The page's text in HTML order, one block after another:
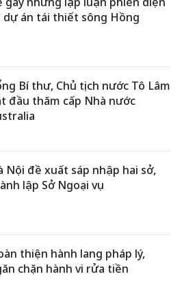
dự án tái thiết sông Hồng
Bí thư, Chủ tịch nước Tô Lâm
đầu thăm cấp Nhà nước
Nội đề xuất sáp nhập hai sở,
lập Sở Ngoại vụ
thiện hành lang pháp lý,
chặn hành vi rửa tiền